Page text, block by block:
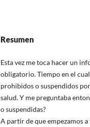
Resumen
Esta vez me toca hacer un
obligatorio. Tiempo en el
prohibidos o suspendidos
salud. Y me preguntaba
o suspendidas?
A partir de que empezamos